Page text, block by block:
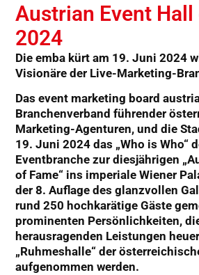
Austrian Event Hall
2024
Die emba kürt am 19.Juni 2024
Visionäre der Live-Marketing-
Das event marketing board
Branchenverband führender
Marketing-Agenturen, und die
19. Juni 2024das „Who is Who“
Eventbranchezur diesjährigen
of Fame“ ins imperiale Wiener
der 8. Auflage des glanzvollen
rund 250 hochkarätige Gäste
prominenten Persönlichkeiten,
herausragenden Leistungen
„Ruhmeshalle“ der
aufgenommen werden.